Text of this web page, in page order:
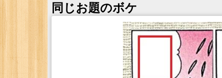
同じお題のボケ